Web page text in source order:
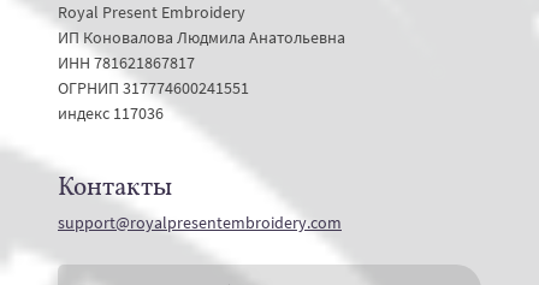
Royal Present Embroidery
ИП Коновалова Людмила Анатольевна
ИНН 781621867817
ОГРНИП 317774600241551
индекс 117036
Контакты
support@royalpresentembroidery.com